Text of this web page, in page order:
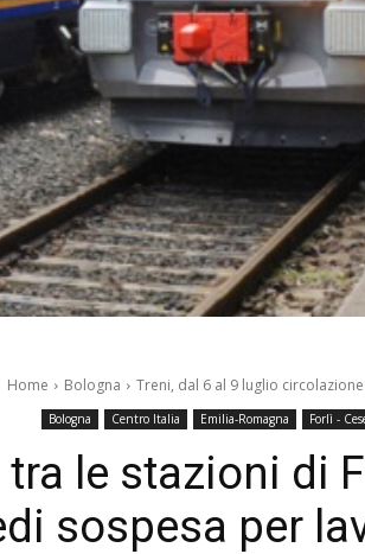
Home Bologna Treni, dal 6 al 9 luglio
Bologna Centro Italia Emilia-Romagna Forlì -
le stazioni di
sospesa per